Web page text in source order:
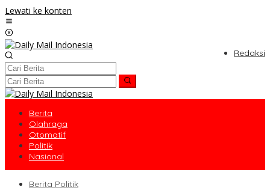
Lewati ke konten
Redaksi
Berita
Olahraga
Otomatif
Politik
Nasional
Berita Politik